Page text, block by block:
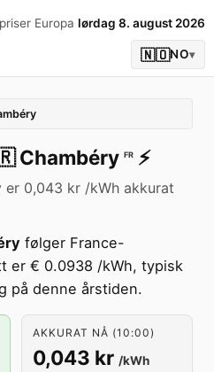
Europa lørdag 8. august 2026
🇳🇴NO▾
Chambéry FR ⚡️
er 0,043 kr /kWh akkurat
følger France-
er € 0.0938 /kWh, typisk
på denne årstiden.
AKKURAT NÅ (10:00)
0,043 kr /kWh